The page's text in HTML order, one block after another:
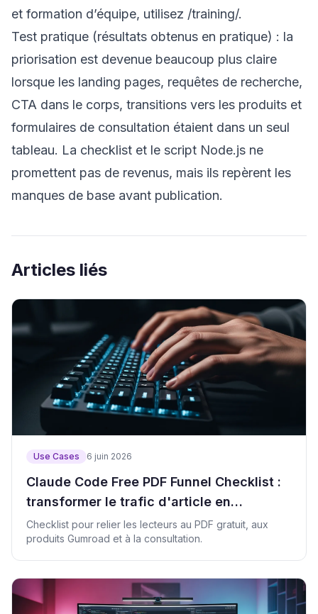
et formation d’équipe, utilisez /training/.
Test pratique (résultats obtenus en pratique) : la
priorisation est devenue beaucoup plus claire
lorsque les landing pages, requêtes de recherche,
CTA dans le corps, transitions vers les produits et
formulaires de consultation étaient dans un seul
tableau. La checklist et le script Node.js ne
promettent pas de revenus, mais ils repèrent les
manques de base avant publication.
Articles liés
Use Cases 6 juin 2026
Claude Code Free PDF Funnel Checklist :
transformer le trafic d'article en
inscriptions et clics produit
Checklist pour relier les lecteurs au PDF gratuit, aux
produits Gumroad et à la consultation.